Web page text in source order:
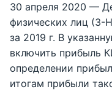
30 апреля 2020 —
физических лиц (3-
за 2019 г. В
включить прибыль
определении
итогам прибыли